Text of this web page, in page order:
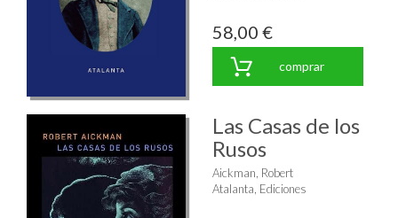
58,00 €
comprar
Las Casas de los
Rusos
Aickman, Robert
Atalanta, Ediciones